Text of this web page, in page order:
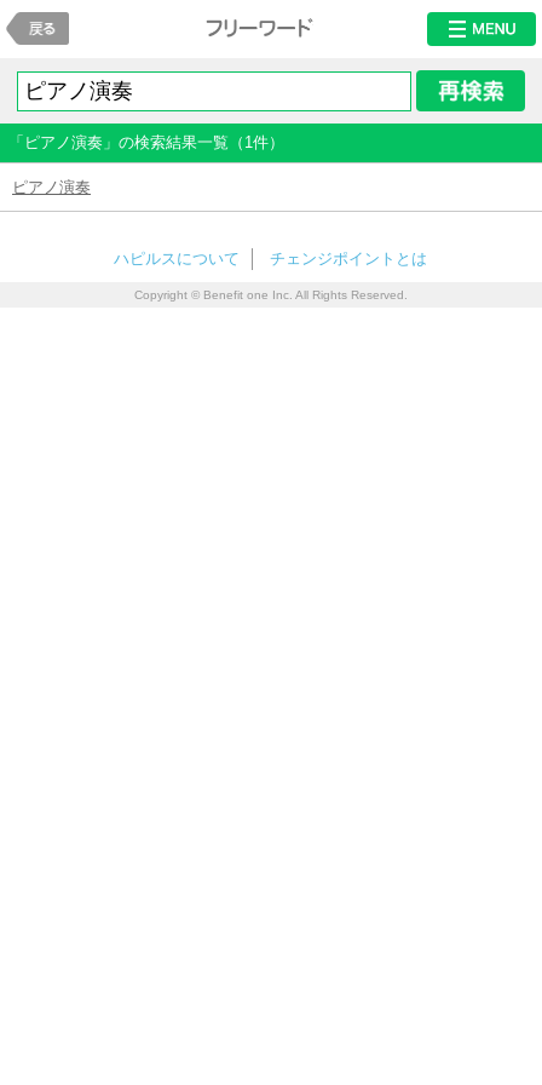
フリーワード検
「ピアノ演奏」の検索結果一覧（1件）
ピアノ演奏
ハピルスについて チェンジポイントとは
Copyright © Benefit one Inc. All Rights Reserved.